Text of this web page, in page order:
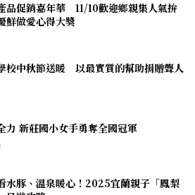
品促銷嘉年華 11/10歡迎鄉親集人氣拚
鮮做愛心得大獎
校中秋節送暖 以最實質的幫助捐贈聾人
力 新莊國小女手勇奪全國冠軍
水豚、溫泉暖心！2025宜蘭親子「鳳梨